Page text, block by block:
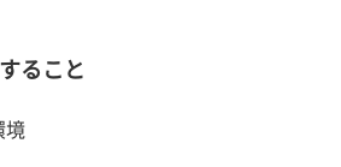
ること
境